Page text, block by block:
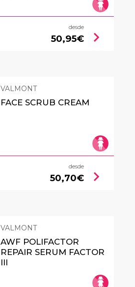
desde
50,95€ chevron_right
VALMONT
FACE SCRUB CREAM
desde
50,70€ chevron_right
VALMONT
AWF POLIFACTOR
REPAIR SERUM FACTOR
III